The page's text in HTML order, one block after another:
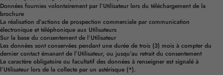
Données fournies volontairement par l’Utilisateur lors du téléchargement de la
brochure
La réalisation d’actions de prospection commerciale par communication
électronique et téléphonique aux Utilisateurs
Sur la base du consentement de l’Utilisateur
Les données sont conservées pendant une durée de trois (3) mois à compter du
dernier contact émanant de l’Utilisateur, ou jusqu’au retrait du consentement
Le caractère obligatoire ou facultatif des données à renseigner est signalé à
l’Utilisateur lors de la collecte par un astérisque (*).